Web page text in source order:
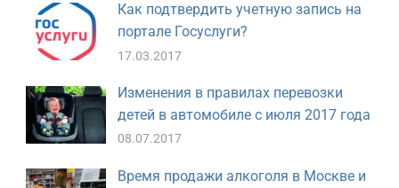
Как подтвердить учетную запись на
портале Госуслуги?
17.03.2017
Изменения в правилах перевозки
детей в автомобиле с июля 2017 года
08.07.2017
Время продажи алкоголя в Москве и